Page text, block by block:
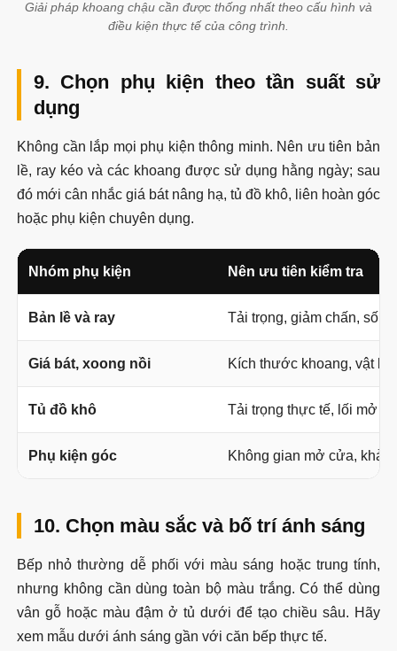
Giải pháp khoang chậu cần được thống nhất theo cấu hình và
điều kiện thực tế của công trình.
9. Chọn phụ kiện theo tần suất sử
dụng
Không cần lắp mọi phụ kiện thông minh. Nên ưu tiên bản
lề, ray kéo và các khoang được sử dụng hằng ngày; sau
đó mới cân nhắc giá bát nâng hạ, tủ đồ khô, liên hoàn góc
hoặc phụ kiện chuyên dụng.
Nhóm phụ kiện Nên ưu tiên kiểm tra
Bản lề và ray Tải trọng, giảm chấn, số
Giá bát, xoong nồi Kích thước khoang, vật
Tủ đồ khô Tải trọng thực tế, lối mở
Phụ kiện góc Không gian mở cửa, khả
10. Chọn màu sắc và bố trí ánh sáng
Bếp nhỏ thường dễ phối với màu sáng hoặc trung tính,
nhưng không cần dùng toàn bộ màu trắng. Có thể dùng
vân gỗ hoặc màu đậm ở tủ dưới để tạo chiều sâu. Hãy
xem mẫu dưới ánh sáng gần với căn bếp thực tế.